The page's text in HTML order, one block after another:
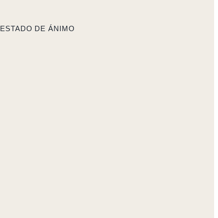
DE ÁNIMO